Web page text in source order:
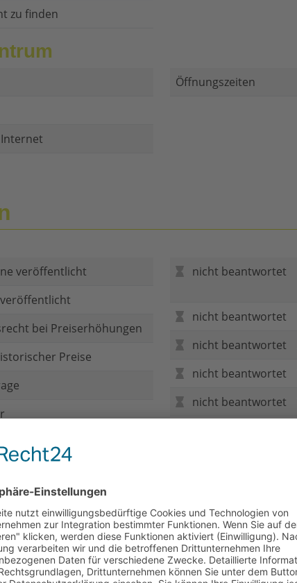
zu finden
Öffnungszeiten
veröffentlicht
bei Preiserhöhungen
Preise
nicht beantwortet
nicht beantwortet
nicht beantwortet
nicht beantwortet
nicht beantwortet